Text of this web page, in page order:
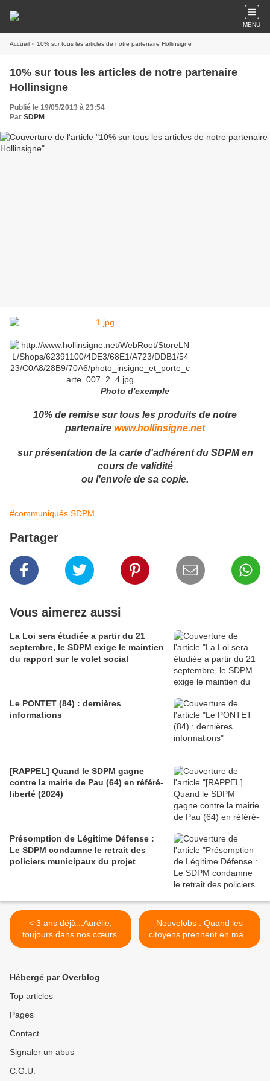
MENU
Accueil » 10% sur tous les articles de notre partenaire Hollinsigne
10% sur tous les articles de notre partenaire
Hollinsigne
Publié le 19/05/2013 à 23:54
Par SDPM
Photo d'exemple
10% de remise sur tous les produits de notre
partenaire www.hollinsigne.net
sur présentation de la carte d'adhérent du SDPM en
cours de validité
ou l'envoie de sa copie.
#communiqués SDPM
Partager
Vous aimerez aussi
La Loi sera étudiée a partir du 21
septembre, le SDPM exige le maintien
du rapport sur le volet social
Le PONTET (84) : dernières
informations
[RAPPEL] Quand le SDPM gagne
contre la mairie de Pau (64) en référé-
liberté (2024)
Présomption de Légitime Défense :
Le SDPM condamne le retrait des
policiers municipaux du projet
< 3 ans déjà...Aurélie,
toujours dans nos cœurs.
Nouvelobs : Quand les
citoyens prennent en main
leur sécurité (Point de vue
Hébergé par Overblog
Top articles
Pages
Contact
Signaler un abus
C.G.U.